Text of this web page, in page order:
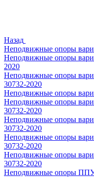
Назад
Неподвижные опоры
Неподвижные опоры
2020
Неподвижные опоры
30732-2020
Неподвижные опоры
Неподвижные опоры
30732-2020
Неподвижные опоры
30732-2020
Неподвижные опоры
30732-2020
Неподвижные опоры
30732-2020
Неподвижные опоры